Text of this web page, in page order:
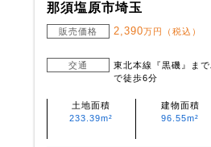
那須塩原市埼玉
販売価格 2,390万円（税込）
交通
東北本線『黒磯』ま
で徒歩6分
土地面積
233.39m²
建物面積
96.55m²